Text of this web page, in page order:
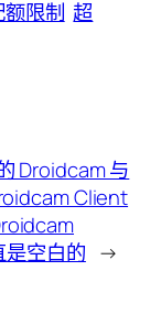
额限制 超
Droidcam 与
Client
空白的 →